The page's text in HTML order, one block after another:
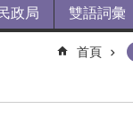
政局 雙語詞彙
首頁